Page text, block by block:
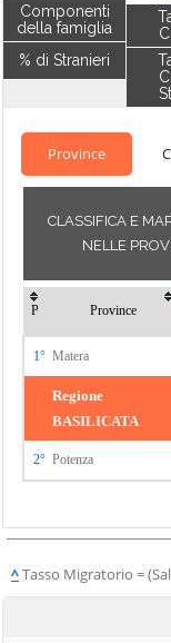
Componenti
della famiglia
% di Stranieri
Province
CLASSIFICA E
NELLE
P Province
1° Matera
Regione
BASILICATA
2° Potenza
^Tasso Migratorio =